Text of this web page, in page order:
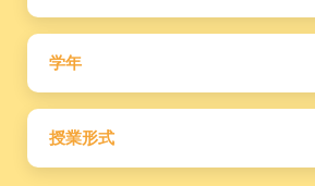
学年
授業形式